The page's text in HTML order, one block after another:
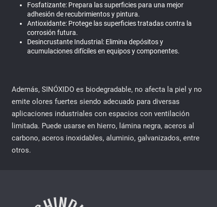
Fosfatizante: Prepara las superficies para una mejor
adhesión de recubrimientos y pintura.
Antioxidante: Protege las superficies tratadas contra la
corrosión futura.
Desincrustante Industrial: Elimina depósitos y
acumulaciones difíciles en equipos y componentes.
Además, SINÓXIDO es biodegradable, no afecta la piel y no
emite olores fuertes siendo adecuado para diversas
aplicaciones industriales con espacios con ventilación
limitada. Puede usarse en hierro, lámina negra, aceros al
carbono, aceros inoxidables, aluminio, galvanizados, entre
otros.